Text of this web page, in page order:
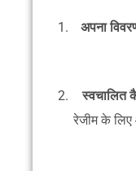
अपना
रेजीम के